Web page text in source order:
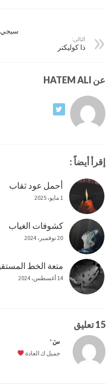
التالي:
ذا كوليكتر
عن HATEM ALI
إقرأ أيضاً :
أحمل عود ثقاب
1 مايو، 2025
كشوفات الغياب
20 نوفمبر، 2024
متعة الخط
14 أغسطس، 2024
15 تعليق
سَ '
جميل ك العادة